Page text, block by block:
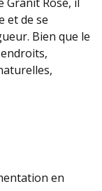
et de se
Bien que le
en